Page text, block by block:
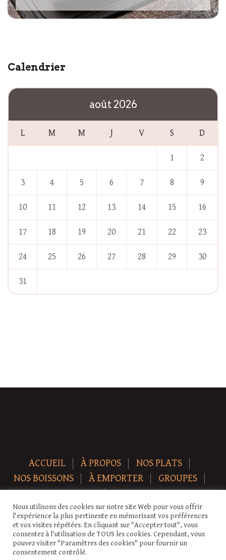
Calendrier
août 2026
L M M J V S D
1 2
3 4 5 6 7 8 9
10 11 12 13 14 15 16
17 18 19 20 21 22 23
24 25 26 27 28 29 30
31
ACCUEIL À PROPOS
NOS PLATS
NOS BOISSONS
À EMPORTER
GROUPES
NEWS
CONTACT
Copyright © 2026 Auberge-ecurie. Tous droits réservés.
Nous utilisons des cookies sur notre site Web pour vous offrir
l'expérience la plus pertinente en mémorisant vos préférences
et vos visites répétées. En cliquant sur "Accepter tout", vous
consentez à l'utilisation de TOUS les cookies. Cependant, vous
pouvez visiter "Paramètres des cookies" pour fournir un
consentement contrôlé.